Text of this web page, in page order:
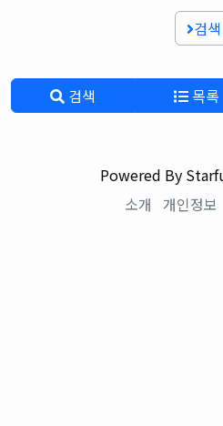
검색
검색 목록
Powered By
소개 개인정보